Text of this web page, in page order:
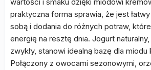
praktyczna forma sprawia, że jest
sobą i dodania do różnych potraw,
energię na resztę dnia. Jogurt
zwykły, stanowi idealną bazę dla
Połączony z owocami sezonowymi,